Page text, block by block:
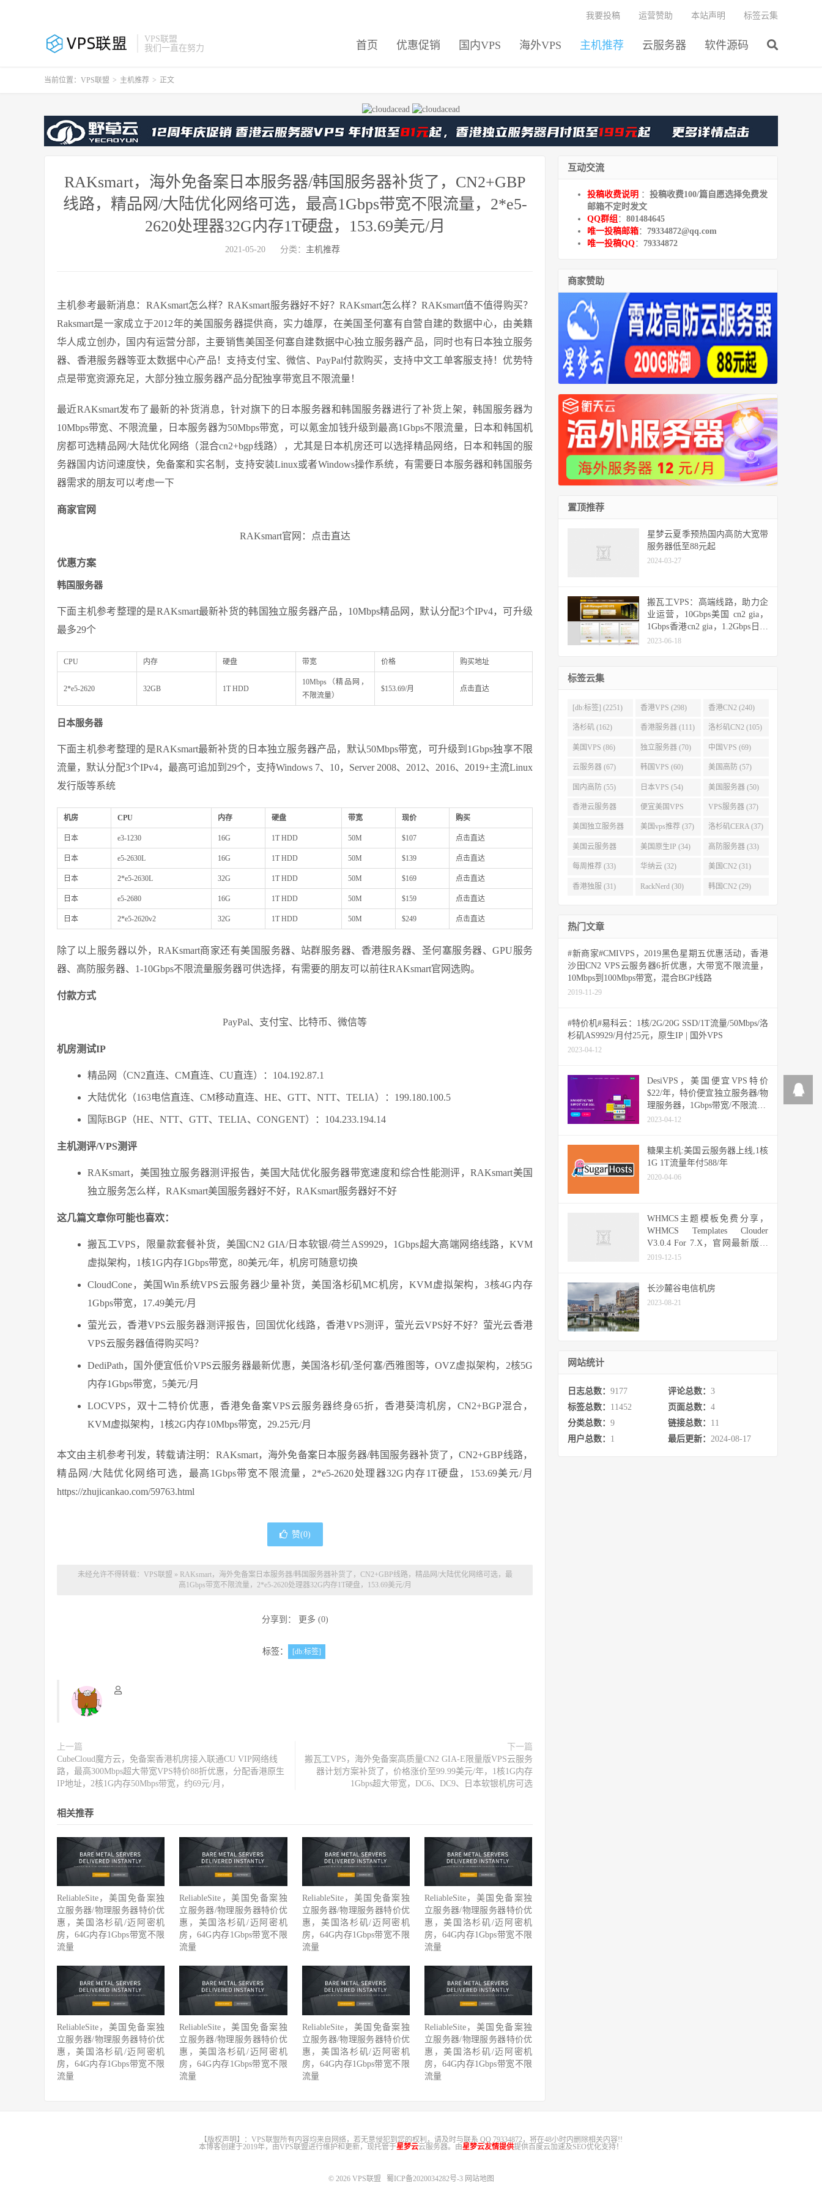
VPS联盟
我们一直在努力
首页 优惠促销 国内VPS 海外VPS 主机推荐 云服务器 软件源码
我要投稿 运营赞助 本站声明 标签云集
当前位置： VPS联盟 > 主机推荐 > 正文
RAKsmart，海外免备案日本服务器/韩国服务器补货了，CN2+GBP
线路，精品网/大陆优化网络可选，最高1Gbps带宽不限流量，2*e5-
2620处理器32G内存1T硬盘，153.69美元/月
2021-05-20 分类： 主机推荐
主机参考最新消息：RAKsmart怎么样？RAKsmart服务器好不好？RAKsmart怎么样？RAKsmart值不值得购买？
Raksmart是一家成立于2012年的美国服务器提供商，实力雄厚，在美国圣何塞有自营自建的数据中心，由美籍
华人成立创办，国内有运营分部，主要销售美国圣何塞自建数据中心独立服务器产品，同时也有日本独立服务
器、香港服务器等亚太数据中心产品！支持支付宝、微信、PayPal付款购买，支持中文工单客服支持！优势特
点是带宽资源充足，大部分独立服务器产品分配独享带宽且不限流量！
最近RAKsmart发布了最新的补货消息，针对旗下的日本服务器和韩国服务器进行了补货上架，韩国服务器为
10Mbps带宽、不限流量，日本服务器为50Mbps带宽，可以氪金加钱升级到最高1Gbps不限流量，日本和韩国机
房都可选精品网/大陆优化网络（混合cn2+bgp线路），尤其是日本机房还可以选择精品网络，日本和韩国的服
务器国内访问速度快，免备案和实名制，支持安装Linux或者Windows操作系统，有需要日本服务器和韩国服务
器需求的朋友可以考虑一下
商家官网
RAKsmart官网：点击直达
优惠方案
韩国服务器
下面主机参考整理的是RAKsmart最新补货的韩国独立服务器产品，10Mbps精品网，默认分配3个IPv4，可升级
最多29个
CPU 内存 硬盘 带宽 价格 购买地址
2*e5-2620 32GB 1T HDD
10Mbps（精品网，
不限流量）
$153.69/月 点击直达
日本服务器
下面主机参考整理的是RAKsmart最新补货的日本独立服务器产品，默认50Mbps带宽，可升级到1Gbps独享不限
流量，默认分配3个IPv4，最高可追加到29个，支持Windows 7、10，Server 2008、2012、2016、2019+主流Linux
发行版等系统
机房 CPU 内存 硬盘 带宽 现价 购买
日本 e3-1230 16G 1T HDD 50M $107 点击直达
日本 e5-2630L 16G 1T HDD 50M $139 点击直达
日本 2*e5-2630L 32G 1T HDD 50M $169 点击直达
日本 e5-2680 16G 1T HDD 50M $159 点击直达
日本 2*e5-2620v2 32G 1T HDD 50M $249 点击直达
除了以上服务器以外，RAKsmart商家还有美国服务器、站群服务器、香港服务器、圣何塞服务器、GPU服务
器、高防服务器、1-10Gbps不限流量服务器可供选择，有需要的朋友可以前往RAKsmart官网选购。
付款方式
PayPal、支付宝、比特币、微信等
机房测试IP
精品网（CN2直连、CM直连、CU直连）：104.192.87.1
大陆优化（163电信直连、CM移动直连、HE、GTT、NTT、TELIA）：199.180.100.5
国际BGP（HE、NTT、GTT、TELIA、CONGENT）：104.233.194.14
主机测评/VPS测评
RAKsmart，美国独立服务器测评报告，美国大陆优化服务器带宽速度和综合性能测评，RAKsmart美国
独立服务怎么样，RAKsmart美国服务器好不好，RAKsmart服务器好不好
这几篇文章你可能也喜欢：
搬瓦工VPS，限量款套餐补货，美国CN2 GIA/日本软银/荷兰AS9929，1Gbps超大高端网络线路，KVM
虚拟架构，1核1G内存1Gbps带宽，80美元/年，机房可随意切换
CloudCone，美国Win系统VPS云服务器少量补货，美国洛杉矶MC机房，KVM虚拟架构，3核4G内存
1Gbps带宽，17.49美元/月
萤光云，香港VPS云服务器测评报告，回国优化线路，香港VPS测评，萤光云VPS好不好？萤光云香港
VPS云服务器值得购买吗？
DediPath，国外便宜低价VPS云服务器最新优惠，美国洛杉矶/圣何塞/西雅图等，OVZ虚拟架构，2核5G
内存1Gbps带宽，5美元/月
LOCVPS，双十二特价优惠，香港免备案VPS云服务器终身65折，香港葵湾机房，CN2+BGP混合，
KVM虚拟架构，1核2G内存10Mbps带宽，29.25元/月
本文由主机参考刊发，转载请注明：RAKsmart，海外免备案日本服务器/韩国服务器补货了，CN2+GBP线路，
精品网/大陆优化网络可选，最高1Gbps带宽不限流量，2*e5-2620处理器32G内存1T硬盘，153.69美元/月
https://zhujicankao.com/59763.html
赞(0)
未经允许不得转载： VPS联盟 » RAKsmart，海外免备案日本服务器/韩国服务器补货了，CN2+GBP线路，精品网/大陆优化网络可选，最
高1Gbps带宽不限流量，2*e5-2620处理器32G内存1T硬盘，153.69美元/月
分享到： 更多 (0)
标签： [db:标签]
上一篇
CubeCloud魔方云，免备案香港机房接入联通CU VIP网络线
路，最高300Mbps超大带宽VPS特价88折优惠，分配香港原生
IP地址，2核1G内存50Mbps带宽，约69元/月，
下一篇
搬瓦工VPS，海外免备案高质量CN2 GIA-E限量版VPS云服务
器计划方案补货了，价格涨价至99.99美元/年，1核1G内存
1Gbps超大带宽，DC6、DC9、日本软银机房可选
相关推荐
ReliableSite，美国免备案独
立服务器/物理服务器特价优
惠，美国洛杉矶/迈阿密机
房，64G内存1Gbps带宽不限
流量
ReliableSite，美国免备案独
立服务器/物理服务器特价优
惠，美国洛杉矶/迈阿密机
房，64G内存1Gbps带宽不限
流量
ReliableSite，美国免备案独
立服务器/物理服务器特价优
惠，美国洛杉矶/迈阿密机
房，64G内存1Gbps带宽不限
流量
ReliableSite，美国免备案独
立服务器/物理服务器特价优
惠，美国洛杉矶/迈阿密机
房，64G内存1Gbps带宽不限
流量
ReliableSite，美国免备案独
立服务器/物理服务器特价优
惠，美国洛杉矶/迈阿密机
房，64G内存1Gbps带宽不限
流量
ReliableSite，美国免备案独
立服务器/物理服务器特价优
惠，美国洛杉矶/迈阿密机
房，64G内存1Gbps带宽不限
流量
ReliableSite，美国免备案独
立服务器/物理服务器特价优
惠，美国洛杉矶/迈阿密机
房，64G内存1Gbps带宽不限
流量
ReliableSite，美国免备案独
立服务器/物理服务器特价优
惠，美国洛杉矶/迈阿密机
房，64G内存1Gbps带宽不限
流量
互动交流
投稿收费说明 ： 投稿收费100/篇自愿选择免费发
邮箱不定时发文
QQ群组 ： 801484645
唯一投稿邮箱： 79334872@qq.com
唯一投稿QQ： 79334872
商家赞助
置顶推荐
星梦云夏季预热国内高防大宽带
服务器低至88元起
2024-03-27
搬瓦工VPS：高端线路，助力企
业运营，10Gbps美国 cn2 gia，
1Gbps香港cn2 gia，1.2Gbps日本
cn2 gia，10Gbps日本软银
2023-06-18
标签云集
[db:标签] (2251) 香港VPS (298) 香港CN2 (240)
洛杉矶 (162) 香港服务器 (111) 洛杉矶CN2 (105)
美国VPS (86) 独立服务器 (70) 中国VPS (69)
云服务器 (67) 韩国VPS (60) 美国高防 (57)
国内高防 (55) 日本VPS (54) 美国服务器 (50)
香港云服务器
(40)
便宜美国VPS
(38)
VPS服务器 (37)
美国独立服务器
(37)
美国vps推荐 (37) 洛杉矶CERA (37)
美国云服务器
(34)
美国原生IP (34) 高防服务器 (33)
每周推荐 (33) 华纳云 (32) 美国CN2 (31)
香港独服 (31) RackNerd (30) 韩国CN2 (29)
热门文章
#新商家#CMIVPS，2019黑色星期五优惠活动，香港
沙田CN2 VPS云服务器6折优惠，大带宽不限流量，
10Mbps到100Mbps带宽，混合BGP线路
2019-11-29
#特价机#易科云：1核/2G/20G SSD/1T流量/50Mbps/洛
杉矶AS9929/月付25元，原生IP | 国外VPS
2023-04-12
DesiVPS，美国便宜VPS特价
$22/年，特价便宜独立服务器/物
理服务器，1Gbps带宽/不限流量/
每年可免费更换3次IP
2023-04-12
糖果主机:美国云服务器上线,1核
1G 1T流量年付588/年
2020-04-06
WHMCS主题模板免费分享，
WHMCS Templates Clouder
V3.0.4 For 7.X，官网最新版，
适配WHMCS 7.8.3，附带购物车
2019-12-15
长沙麓谷电信机房
2023-08-21
网站统计
日志总数： 9177 评论总数： 3
标签总数： 11452 页面总数： 4
分类总数： 9 链接总数： 11
用户总数： 1 最后更新： 2024-08-17
【版权声明】：VPS联盟所有内容均来自网络，若无意侵犯到您的权利，请及时与联系 QQ 79334872，将在48小时内删除相关内容!!
本博客创建于2019年，由VPS联盟进行维护和更新，现托管于星梦云云服务器。由星梦云友情提供提供百度云加速及SEO优化支持！
© 2026 VPS联盟 蜀ICP备2020034282号-3 网站地图